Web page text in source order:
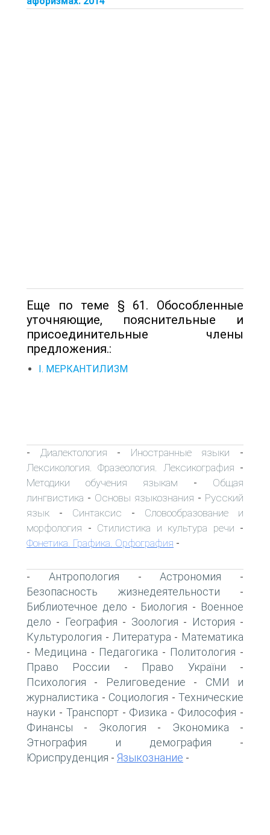
Еще по теме § 61. Обособленные
уточняющие, пояснительные и
присоединительные члены
предложения.:
I. МЕРКАНТИЛИЗМ
- Диалектология - Иностранные языки -
Лексикология. Фразеология. Лексикография -
Методики обучения языкам - Общая
лингвистика - Основы языкознания - Русский
язык - Синтаксис - Словообразование и
морфология - Стилистика и культура речи -
Фонетика. Графика. Орфография -
- Антропология -Астрономия -
Безопасность жизнедеятельности -
Библиотечное дело - Биология - Военное
дело - География - Зоология - История -
Культурология - Литература - Математика
- Медицина - Педагогика - Политология -
Право России - Право України -
Психология - Религоведение - СМИ и
журналистика - Социология - Технические
науки - Транспорт- Физика - Философия -
Финансы - Экология - Экономика -
Этнография и демография -
Юриспруденция - Языкознание -